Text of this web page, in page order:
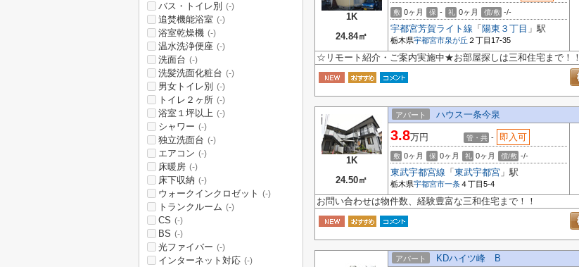
1K
24.84㎡
敷 0ヶ月 保 - 礼 0ヶ月 償/敷 -/-
宇都宮芳賀ライト線 「 陽東３丁目 」駅
栃木県宇都宮市泉が丘 ２丁目17-35
☆リモート紹介・ご案内実施中★お部屋探しは三和住宅まで！！
1K
24.50㎡
アパート ハウス一条今泉
3.8万円 管・共 - 即入可
敷 0ヶ月 保 0ヶ月 礼 0ヶ月 償/敷 -/-
東武宇都宮線 「 東武宇都宮 」駅
栃木県宇都宮市一条４丁目5-4
お問い合わせは物件数、経験豊富な三和住宅まで！！
アパート KDハイツ峰 B
バス・トイレ別 (-)
追焚機能浴室 (-)
浴室乾燥機 (-)
温水洗浄便座 (-)
洗面台 (-)
洗髪洗面化粧台 (-)
男女トイレ別 (-)
トイレ２ヶ所 (-)
浴室１坪以上 (-)
シャワー (-)
独立洗面台 (-)
エアコン (-)
床暖房 (-)
床下収納 (-)
ウォークインクロゼット (-)
トランクルーム (-)
CS (-)
BS (-)
光ファイバー (-)
インターネット対応 (-)